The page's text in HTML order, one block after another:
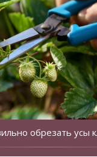
обрезать усы